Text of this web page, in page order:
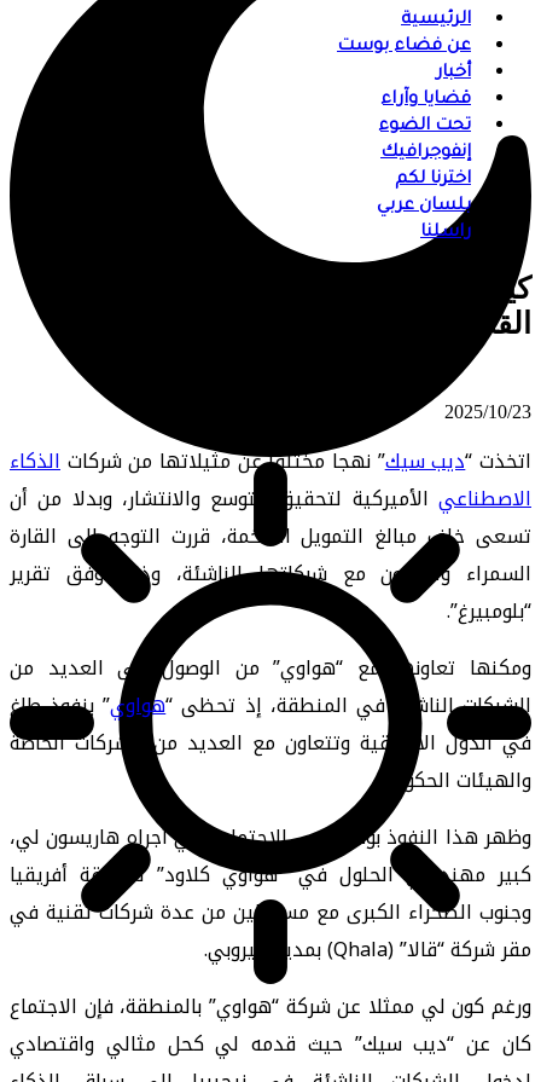
الرئيسية
عن فضاء بوست
أخبار
قضايا وآراء
تحت الضوء
إنفوجرافيك
اخترنا لكم
بلسان عربي
راسلنا
كيف تحاول “ديب سيك” تعزيز توغلها في
القارة الأفريقية؟
⠀ 2025/10/23
اتخذت “ديب سيك” نهجا مختلفا عن مثيلاتها من شركاتالذكاء
الاصطناعي الأميركية لتحقيق التوسع والانتشار، وبدلا من أن
تسعى خلف مبالغ التمويل الضخمة، قررت التوجه إلى القارة
السمراء والتعاون مع شركاتها الناشئة، وذلك وفق تقرير
“بلومبيرغ”.
ومكنها تعاونها مع “هواوي” من الوصول إلى العديد من
الشركات الناشئة في المنطقة، إذ تحظى “هواوي” بنفوذ طاغ
في الدول الأفريقية وتتعاون مع العديد من الشركات الخاصة
والهيئات الحكومية.
وظهر هذا النفوذ بوضوح في الاجتماع الذي أجراه هاريسون لي،
كبير مهندسي الحلول في “هواوي كلاود” لمنطقة أفريقيا
وجنوب الصحراء الكبرى مع مسؤولين من عدة شركات تقنية في
مقر شركة “قالا” (Qhala) بمدينة نيروبي.
ورغم كون لي ممثلا عن شركة “هواوي” بالمنطقة، فإن الاجتماع
كان عن “ديب سيك” حيث قدمه لي كحل مثالي واقتصادي